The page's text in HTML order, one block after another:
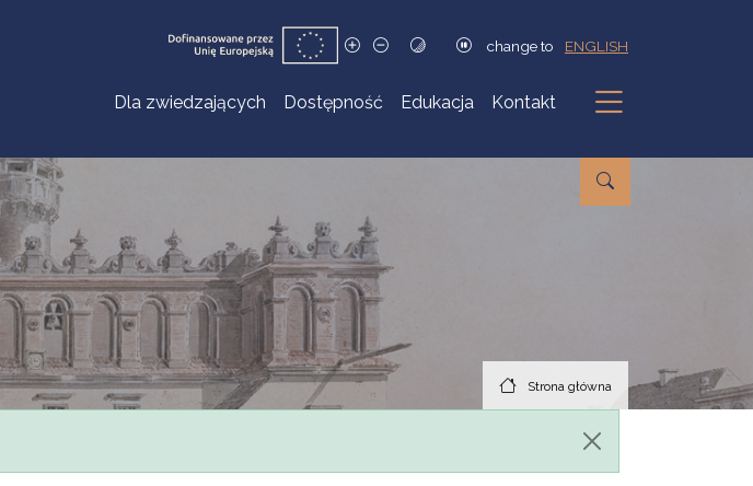
change to ENGLISH
Dla zwiedzających Dostępność Edukacja Kontakt
Podmenu
Strona główna